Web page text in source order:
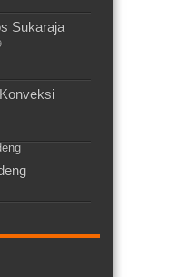
Sukaraja
Konveksi